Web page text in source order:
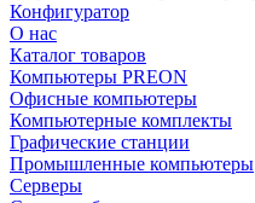
Конфигуратор
О нас
Каталог товаров
Компьютеры PREON
Офисные компьютеры
Компьютерные комплекты
Графические станции
Промышленные компьютеры
Серверы